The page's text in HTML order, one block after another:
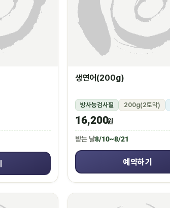
생연어(200g)
방사능검사필 200g(2토막)
16,200원
받는 날8/10~8/21
예약하기